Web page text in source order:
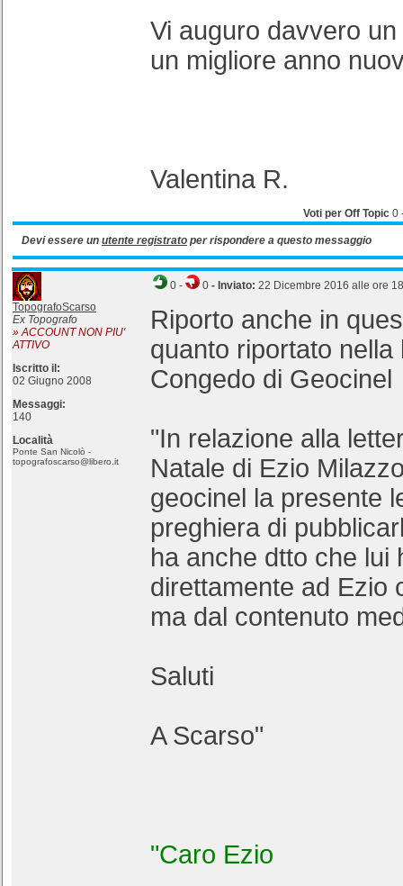
Vi auguro davvero
un migliore anno
Valentina R.
Voti per Off Topic 0
Devi essere un utente registrato per rispondere a questo messaggio
TopografoScarso
Ex Topografo
» ACCOUNT NON PIU'
ATTIVO
Iscritto il:
02 Giugno 2008
Messaggi:
140
Località
Ponte San Nicolò -
topografoscarso@libero.it
0 - 0 - Inviato: 22 Dicembre 2016 alle ore
Riporto anche in
quanto riportato nella
Congedo di Geocinel
"In relazione alla
Natale di Ezio
geocinel la presente
preghiera di
ha anche dtto che lui
direttamente ad Ezio
ma dal contenuto
Saluti
A Scarso"
"Caro Ezio